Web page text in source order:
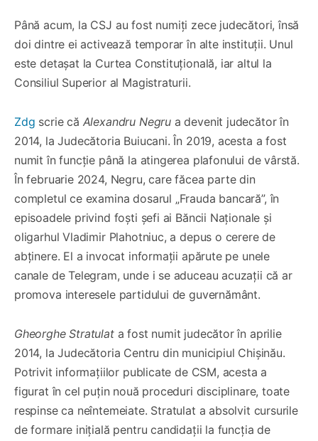
Până acum, la CSJ au fost numiți zece judecători, însă
doi dintre ei activează temporar în alte instituții. Unul
este detașat la Curtea Constituțională, iar altul la
Consiliul Superior al Magistraturii.
Zdg scrie că Alexandru Negrua devenit judecător în
2014, la Judecătoria Buiucani. În 2019, acesta a fost
numit în funcție până la atingerea plafonului de vârstă.
În februarie 2024, Negru, care făcea parte din
completul ce examina dosarul „Frauda bancară”, în
episoadele privind foști șefi ai Băncii Naționale și
oligarhul Vladimir Plahotniuc, a depus o cerere de
abținere. El a invocat informații apărute pe unele
canale de Telegram, unde i se aduceau acuzații că ar
promova interesele partidului de guvernământ.
Gheorghe Stratulat a fost numit judecător în aprilie
2014, la Judecătoria Centru din municipiul Chișinău.
Potrivit informațiilor publicate de CSM, acesta a
figurat în cel puțin nouă proceduri disciplinare, toate
respinse ca neîntemeiate. Stratulat a absolvit cursurile
de formare inițială pentru candidații la funcția de